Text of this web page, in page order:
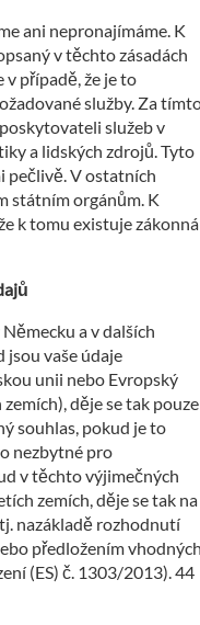
ani nepronajímáme. K
v těchto zásadách
případě, že je to
služby. Za
služeb v
a lidských zdrojů. Tyto
pečlivě. V ostatních
státním orgánům. K
k tomu existuje zákonná
a v dalších
jsou vaše údaje
unii nebo Evropský
děje se tak pouze
souhlas, pokud je to
nezbytné pro
v těchto výjimečných
zemích, děje se tak na
nazákladě rozhodnutí
předložením
(ES) č. 1303/2013). 44